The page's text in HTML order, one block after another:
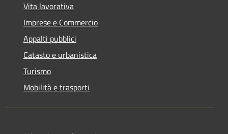
Vita lavorativa
Imprese e Commercio
Appalti pubblici
Catasto e urbanistica
Turismo
Mobilità e trasporti